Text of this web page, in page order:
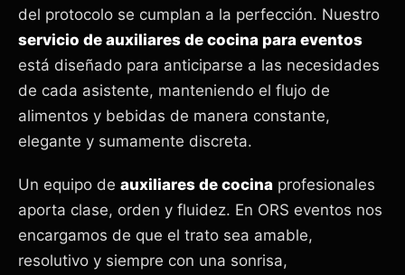
del protocolo se cumplan a la perfección. Nuestro
servicio de auxiliares de cocina para eventos
está diseñado para anticiparse a las necesidades
de cada asistente, manteniendo el flujo de
alimentos y bebidas de manera constante,
elegante y sumamente discreta.
Un equipo de auxiliares de cocina profesionales
aporta clase, orden y fluidez. En ORS eventos nos
encargamos de que el trato sea amable,
resolutivo y siempre con una sonrisa,